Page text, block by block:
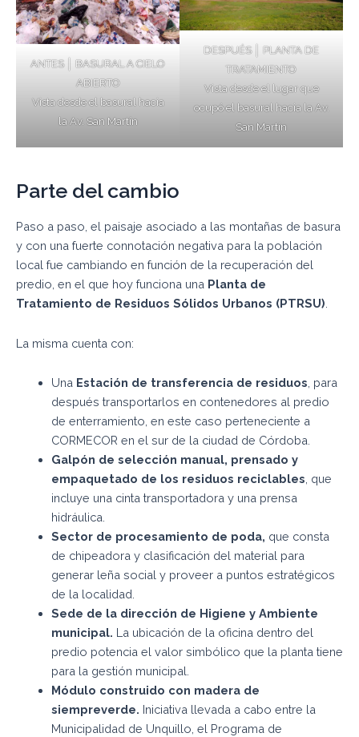
ANTES │ BASURAL A CIELO
ABIERTO
Vista desde el basural hacia
la Av. San Martín
DESPUÉS │ PLANTA DE
TRATAMIENTO
Vista desde el lugar que
ocupó el basural hacia la Av.
San Martín
Parte del cambio
Paso a paso, el paisaje asociado a las montañas de basura
y con una fuerte connotación negativa para la población
local fue cambiando en función de la recuperación del
predio, en el que hoy funciona una Planta de
Tratamiento de Residuos Sólidos Urbanos (PTRSU)
La misma cuenta con:
Una Estación de transferencia de residuos , para
después transportarlos en contenedores al predio
de enterramiento, en este caso perteneciente a
CORMECOR en el sur de la ciudad de Córdoba.
Galpón de selección manual, prensado y
empaquetado de los residuos reciclables , que
incluye una cinta transportadora y una prensa
hidráulica.
Sector de procesamiento de poda, que consta
de chipeadora y clasificación del material para
generar leña social y proveer a puntos estratégicos
de la localidad.
Sede de la dirección de Higiene y Ambiente
municipal. La ubicación de la oficina dentro del
predio potencia el valor simbólico que la planta tiene
para la gestión municipal.
Módulo construido con madera de
siempreverde. Iniciativa llevada a cabo entre la
Municipalidad de Unquillo, el Programa de